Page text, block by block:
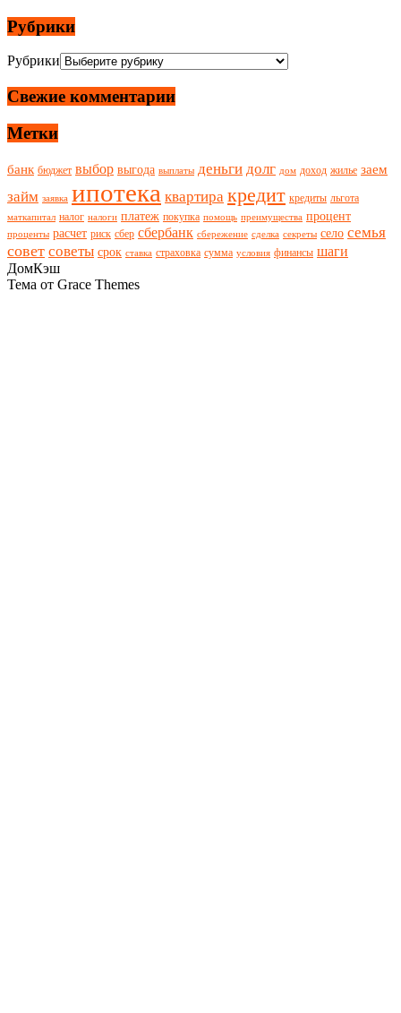
Рубрики
Рубрики
Свежие комментарии
Метки
банк бюджет выбор выгода выплаты деньги долг дом доход жилье заем
займ заявка ипотека квартира кредит кредиты льгота
маткапитал налог налоги платеж покупка помощь преимущества процент
проценты расчет риск сбер сбербанк сбережение сделка секреты село семья
совет советы срок ставка страховка сумма условия финансы шаги
ДомКэш
Тема от Grace Themes